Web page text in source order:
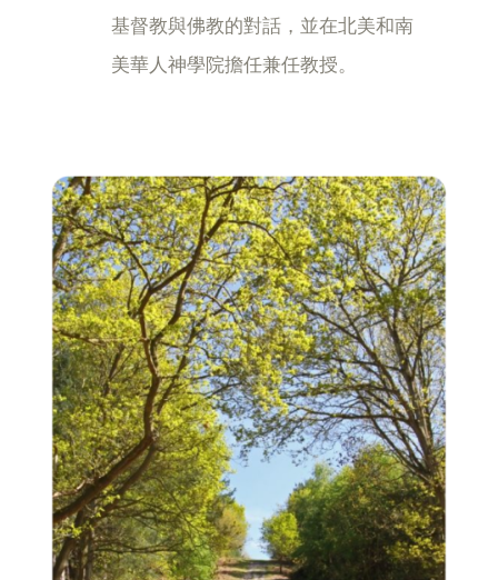
基督教與佛教的對話，並在北美和南
美華人神學院擔任兼任教授。